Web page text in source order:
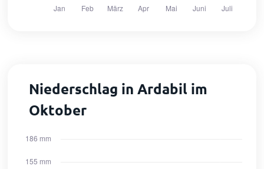
Niederschlag in Ardabil im
Oktober